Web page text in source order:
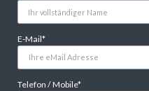
Pflichtfeld
E-Mail*
Pflichtfeld
Telefon / Mobile*